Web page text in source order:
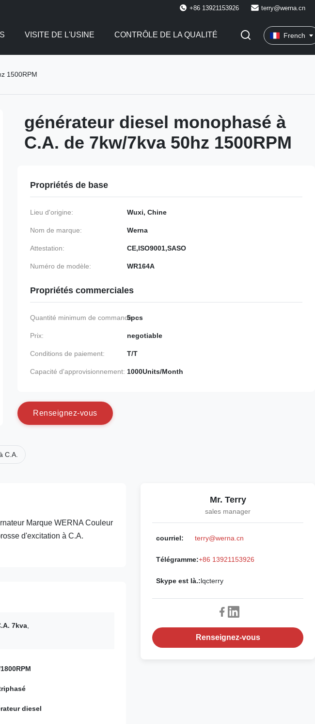
+86 13921153926 terry@werna.cn
VISITE DE L'USINE CONTRÔLE DE LA QUALITÉ French
1500RPM
générateur diesel monophasé à
C.A. de 7kw/7kva 50hz 1500RPM
Propriétés de base
Lieu d'origine: Wuxi, Chine
Nom de marque: Werna
Attestation: CE,ISO9001,SASO
Numéro de modèle: WR164A
Propriétés commerciales
Quantité minimum de commande:5pcs
Prix: negotiable
Conditions de paiement: T/T
Capacité d'approvisionnement: 1000Units/Month
Renseignez-vous
C.A.
Marque WERNA Couleur
d'excitation à C.A.
7kva,
diesel
Mr. Terry
sales manager
courriel: terry@werna.cn
Télégramme:+86 13921153926
Skype est là.:lqcterry
Renseignez-vous